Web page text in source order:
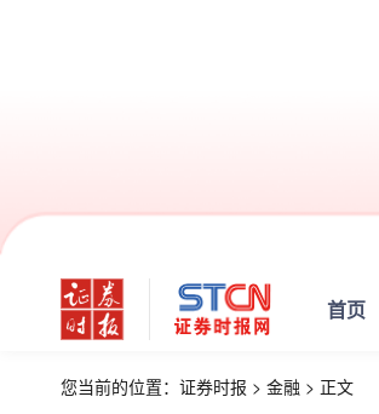
首页
您当前的位置： 证券时报 > 金融 > 正文